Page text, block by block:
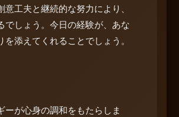
工夫と継続的な努力により、
でしょう。今日の経験が、あな
添えてくれることでしょう。
ーが心身の調和をもたらしま